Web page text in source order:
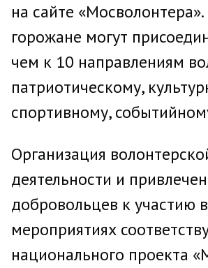
на сайте «Мосволонтера».
горожане могут
чем к 10 направлениям
патриотическому,
спортивному,
Организация
деятельности и
добровольцев к участию
мероприятиях
национального проекта